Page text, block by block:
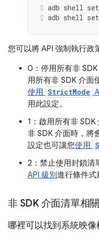
adb shell
adb shell
您可以將 API 強制執行政
0：停用所有非
用所有非 SDK 介面
使用 StrictMode
用此設定。
1：啟用所有非
非 SDK 介面時，將
設定也可讓您使用
2：禁止使用封鎖清
API 級別進行條件式
非 SDK 介面清單相
哪裡可以找到系統映像